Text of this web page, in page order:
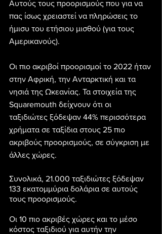
Αυτούς τους προορισμούς που για να
πας ίσως χρειαστεί να πληρώσεις το
ήμισυ του ετήσιου μισθού (για τους
Αμερικανούς).
Οι πιο ακριβοί προορισμοί το 2022 ήταν
στην Αφρική, την Ανταρκτική και τα
νησιά της Ωκεανίας. Τα στοιχεία της
Squaremouth δείχνουν ότι οι
ταξιδιώτες ξόδεψαν 44% περισσότερα
χρήματα σε ταξίδια στους 25 πιο
ακριβούς προορισμούς, σε σύγκριση με
άλλες χώρες.
Συνολικά, 21.000 ταξιδιώτες ξόδεψαν
133 εκατομμύρια δολάρια σε αυτούς
τους προορισμούς.
Οι 10 πιο ακριβές χώρες και το μέσο
κόστος ταξιδιού για αυτήν την